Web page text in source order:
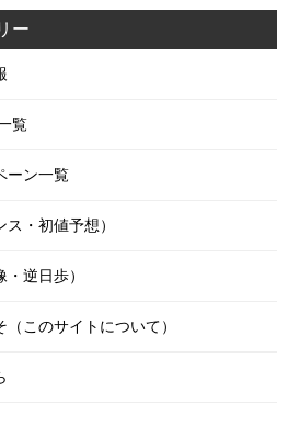
ー
覧
ーン一覧
・初値予想）
逆日歩）
このサイトについて）